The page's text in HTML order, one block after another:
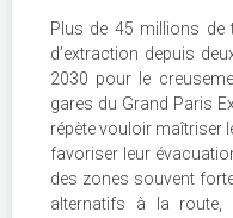
Plus de 45 millions de
d’extraction depuis
2030 pour le
gares du Grand Paris
répète vouloir maîtriser
favoriser leur
des zones souvent
alternatifs à la route,